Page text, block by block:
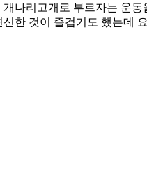
나리고개로 부르자는 운
한 것이 즐겁기도 했는데